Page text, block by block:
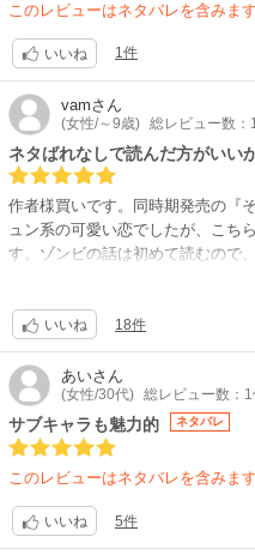
このレビューはネタバレを含みま
いいね 1件
vamさん
(女性/～9歳) 総レビュー数：
ネタばれなしで読んだ方がいいか
作者様買いです。同時期発売の『
ュン系の可愛い恋でしたが、こち
す。ゾンビの話は初めて読むので
と兄のような幼馴染みの藍。
家族のように育ってきた二人です
あぁ、すみません。ネタバレなし
いいか混乱。
色々と嫌な衝撃的な事があって、
す。
ただ展開としては、恋も生き残り
わってます。何巻で完結かわかり
たかなぁ、とも思いました。でも
いいね 18件
あいさん
(女性/30代) 総レビュー数：
サブキャラも魅力的 ネタバレ
このレビューはネタバレを含みま
いいね 5件